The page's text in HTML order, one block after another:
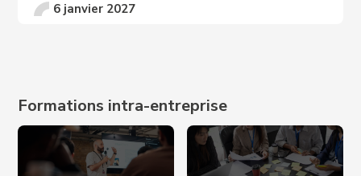
6 janvier 2027
Formations intra-entreprise